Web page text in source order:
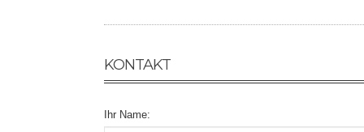
KONTAKT
Ihr Name: